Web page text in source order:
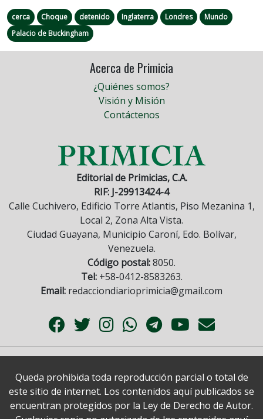
cerca Choque detenido Inglaterra Londres
Mundo
Palacio de Buckingham
Acerca de Primicia
¿Quiénes somos?
Visión y Misión
Contáctenos
Editorial de Primicias, C.A.
RIF: J-29913424-4
Calle Cuchivero, Edificio Torre Atlantis, Piso Mezanina 1,
Local 2, Zona Alta Vista.
Ciudad Guayana, Municipio Caroní, Edo. Bolívar,
Venezuela.
Código postal:8050.
Tel:+58-0412-8583263.
Email: redacciondiarioprimicia@gmail.com
Queda prohibida toda reproducción parcial o total de
este sitio de internet. Los contenidos aquí publicados se
encuentran protegidos por la Ley de Derecho de Autor.